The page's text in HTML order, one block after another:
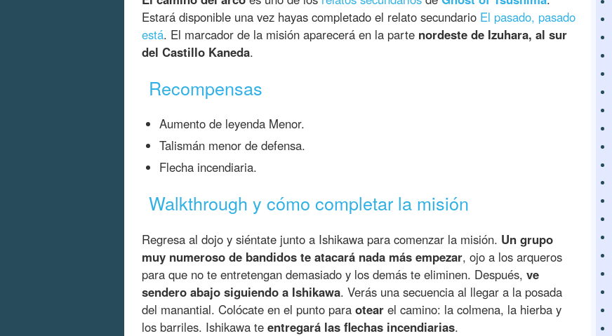
Estará disponible una vez hayas completado el relato secundario El pasado, pasado
está. El marcador de la misión aparecerá en la parte nordeste de Izuhara, al sur
del Castillo Kaneda.
Recompensas
Aumento de leyenda Menor.
Talismán menor de defensa.
Flecha incendiaria.
Walkthrough y cómo completar la misión
Regresa al dojo y siéntate junto a Ishikawa para comenzar la misión. Un grupo
muy numeroso de bandidos te atacará nada más empezar, ojo a los arqueros
para que no te entretengan demasiado y los demás te eliminen. Después, ve
sendero abajo siguiendo a Ishikawa. Verás una secuencia al llegar a la posada
del manantial. Colócate en el punto para otear el camino: la colmena, la hierba y
los barriles. Ishikawa te entregará las flechas incendiarias.